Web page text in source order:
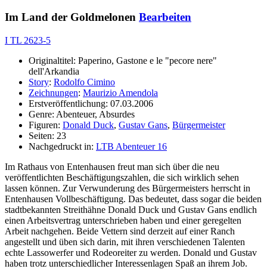
Im Land der Goldmelonen Bearbeiten
I TL 2623-5
Originaltitel: Paperino, Gastone e le "pecore nere"
dell'Arkandia
Story: Rodolfo Cimino
Zeichnungen: Maurizio Amendola
Erstveröffentlichung: 07.03.2006
Genre: Abenteuer, Absurdes
Figuren: Donald Duck, Gustav Gans, Bürgermeister
Seiten: 23
Nachgedruckt in: LTB Abenteuer 16
Im Rathaus von Entenhausen freut man sich über die neu
veröffentlichten Beschäftigungszahlen, die sich wirklich sehen
lassen können. Zur Verwunderung des Bürgermeisters herrscht in
Entenhausen Vollbeschäftigung. Das bedeutet, dass sogar die beiden
stadtbekannten Streithähne Donald Duck und Gustav Gans endlich
einen Arbeitsvertrag unterschrieben haben und einer geregelten
Arbeit nachgehen. Beide Vettern sind derzeit auf einer Ranch
angestellt und üben sich darin, mit ihren verschiedenen Talenten
echte Lassowerfer und Rodeoreiter zu werden. Donald und Gustav
haben trotz unterschiedlicher Interessenlagen Spaß an ihrem Job.